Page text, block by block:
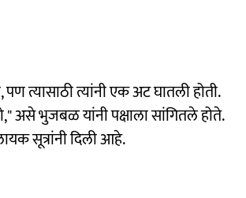
त्यासाठी त्यांनी एक अट घातली होती.
असे भुजबळ यांनी पक्षाला सांगितले होते.
सूत्रांनी दिली आहे.